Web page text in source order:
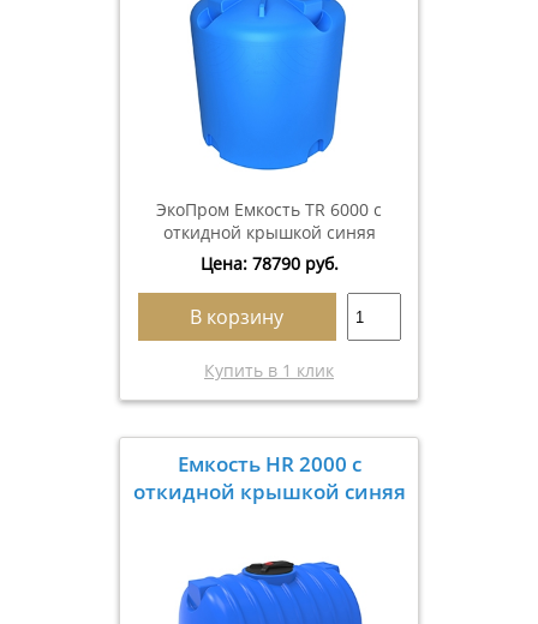
ЭкоПром Емкость TR 6000 с
откидной крышкой синяя
Цена: 78790 руб.
В корзину
Купить в 1 клик
Емкость HR 2000 с
откидной крышкой синяя